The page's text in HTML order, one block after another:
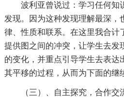
波利亚曾说过：学习任何知
发现。因为这种发现理解最深，
律、性质和联系。在这里我合计
提供图之间的冲突，让学生去发
的变化，并重点引导学生去表达
其平移的过程，从而为下面的继
（三）、自主探究，合作交